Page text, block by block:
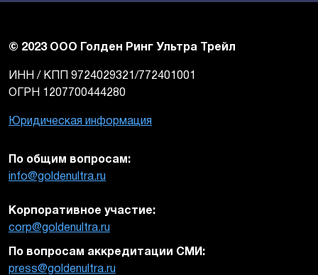
© 2023 ООО Голден Ринг Ультра Трейл
ИНН / КПП 9724029321/772401001
ОГРН 1207700444280
Юридическая информация
По общим вопросам:
info@goldenultra.ru
Корпоративное участие:
corp@goldenultra.ru
По вопросам аккредитации СМИ:
press@goldenultra.ru